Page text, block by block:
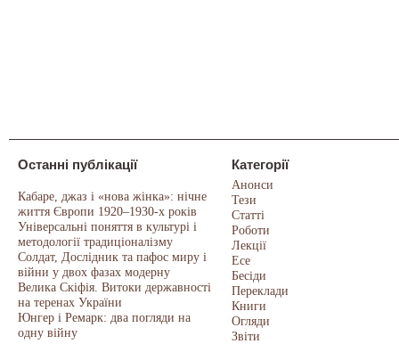
Останні публікації
Кабаре, джаз і «нова жінка»: нічне
життя Європи 1920–1930-х років
Універсальні поняття в культурі і
методології традиціоналізму
Солдат, Дослідник та пафос миру і
війни у двох фазах модерну
Велика Скіфія. Витоки державності
на теренах України
Юнгер і Ремарк: два погляди на
одну війну
Категорії
Анонси
Тези
Статті
Роботи
Лекції
Есе
Бесіди
Переклади
Книги
Огляди
Звіти